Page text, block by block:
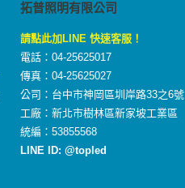
拓普照明有限公司
請點此加LINE 快速客服！
電話：04-25625017
傳真：04-25625027
公司：台中市神岡區圳岸路33之6號
工廠：新北市樹林區新家坡工業區
統編：53855568
LINE ID: @topled